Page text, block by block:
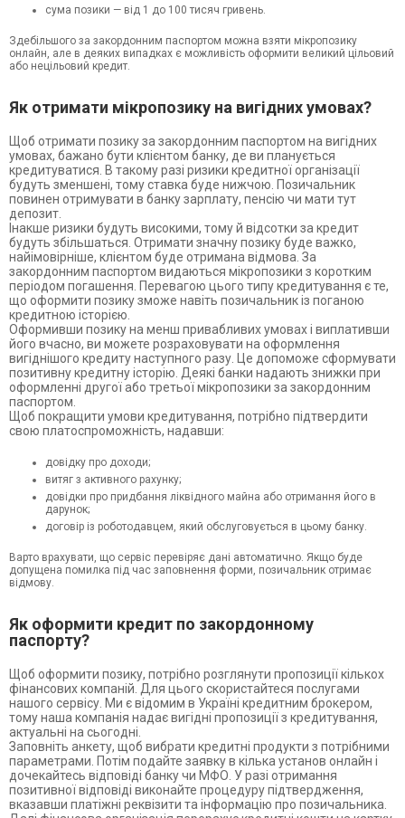
сума позики — від 1 до 100 тисяч гривень.
Здебільшого за закордонним паспортом можна взяти мікропозику
онлайн, але в деяких випадках є можливість оформити великий цільовий
або нецільовий кредит.
Як отримати мікропозику на вигідних умовах?
Щоб отримати позику за закордонним паспортом на вигідних
умовах, бажано бути клієнтом банку, де ви планується
кредитуватися. В такому разі ризики кредитної організації
будуть зменшені, тому ставка буде нижчою. Позичальник
повинен отримувати в банку зарплату, пенсію чи мати тут
депозит.
Інакше ризики будуть високими, тому й відсотки за кредит
будуть збільшаться. Отримати значну позику буде важко,
найімовірніше, клієнтом буде отримана відмова. За
закордонним паспортом видаються мікропозики з коротким
періодом погашення. Перевагою цього типу кредитування є те,
що оформити позику зможе навіть позичальник із поганою
кредитною історією.
Оформивши позику на менш привабливих умовах і виплативши
його вчасно, ви можете розраховувати на оформлення
вигіднішого кредиту наступного разу. Це допоможе сформувати
позитивну кредитну історію. Деякі банки надають знижки при
оформленні другої або третьої мікропозики за закордонним
паспортом.
Щоб покращити умови кредитування, потрібно підтвердити
свою платоспроможність, надавши:
довідку про доходи;
витяг з активного рахунку;
довідки про придбання ліквідного майна або отримання його в
дарунок;
договір із роботодавцем, який обслуговується в цьому банку.
Варто врахувати, що сервіс перевіряє дані автоматично. Якщо буде
допущена помилка під час заповнення форми, позичальник отримає
відмову.
Як оформити кредит по закордонному
паспорту?
Щоб оформити позику, потрібно розглянути пропозиції кількох
фінансових компаній. Для цього скористайтеся послугами
нашого сервісу. Ми є відомим в Україні кредитним брокером,
тому наша компанія надає вигідні пропозиції з кредитування,
актуальні на сьогодні.
Заповніть анкету, щоб вибрати кредитні продукти з потрібними
параметрами. Потім подайте заявку в кілька установ онлайн і
дочекайтесь відповіді банку чи МФО. У разі отримання
позитивної відповіді виконайте процедуру підтвердження,
вказавши платіжні реквізити та інформацію про позичальника.